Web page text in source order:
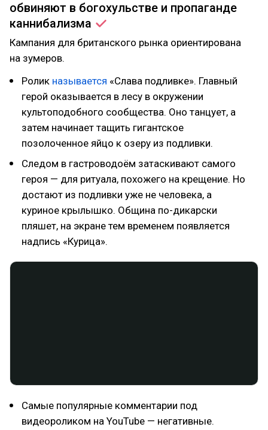
обвиняют в богохульстве и пропаганде
каннибализма
Кампания для британского рынка ориентирована
на зумеров.
Ролик называется «Слава подливке». Главный
герой оказывается в лесу в окружении
культоподобного сообщества. Оно танцует, а
затем начинает тащить гигантское
позолоченное яйцо к озеру из подливки.
Следом в гастроводоём затаскивают самого
героя — для ритуала, похожего на крещение. Но
достают из подливки уже не человека, а
куриное крылышко. Община по-дикарски
пляшет, на экране тем временем появляется
надпись «Курица».
Самые популярные комментарии под
видеороликом на YouTube — негативные.